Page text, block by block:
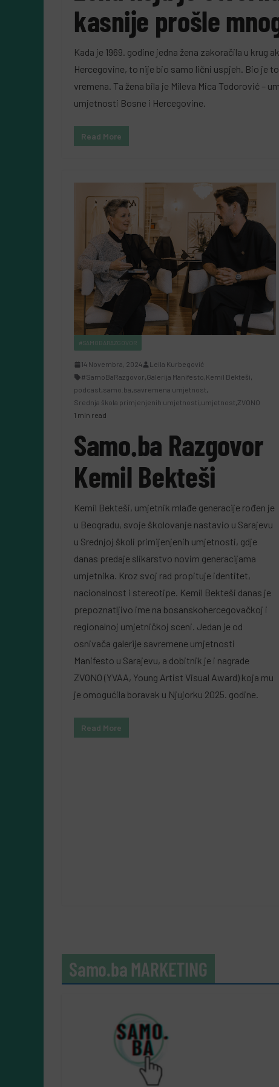
kasnije prošle
Kada je 1969. godine jedna žena zakoračila u
Hercegovine, to nije bio samo lični uspjeh. Bio je
vremena. Ta žena bila je Mileva Mica Todorović –
umjetnosti Bosne i Hercegovine.
Read More
#SAMOBARAZGOVOR
14 Novembra, 2024
Leila Kurbegović
#SamoBaRazgovor,Galerija Manifesto,Kemil Bekteši,
podcast,samo.ba,savremena umjetnost,
Srednja škola primjenjenih umjetnosti,umjetnost,ZVONO
1 min read
Samo.ba Razgovor
Kemil Bekteši
Kemil Bekteši, umjetnik mlađe generacije rođen je
u Beogradu, svoje školovanje nastavio u Sarajevu
u Srednjoj školi primijenjenih umjetnosti, gdje
danas predaje slikarstvo novim generacijama
umjetnika. Kroz svoj rad propituje identitet,
nacionalnost i stereotipe. Kemil Bekteši danas je
prepoznatljivo ime na bosanskohercegovačkoj i
regionalnoj umjetničkoj sceni. Jedan je od
osnivača galerije savremene umjetnosti
Manifesto u Sarajevu, a dobitnik je i nagrade
ZVONO (YVAA, Young Artist Visual Award) koja mu
je omogućila boravak u Njujorku 2025. godine.
Read More
Samo.ba MARKETING